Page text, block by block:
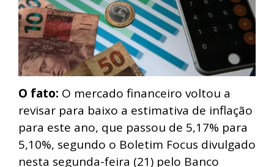
O fato: O mercado financeiro voltou a
revisar para baixo a estimativa de inflação
para este ano, que passou de 5,17% para
5,10%, segundo o Boletim Focus divulgado
nesta segunda-feira (21) pelo Banco